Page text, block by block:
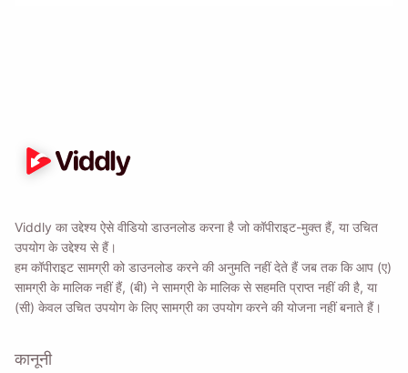
Viddly का उद्देश्य ऐसे वीडियो डाउनलोड करना है जो कॉपीराइट-मुक्त हैं, या उचित
उपयोग के उद्देश्य से हैं।
हम कॉपीराइट सामग्री को डाउनलोड करने की अनुमति नहीं देते हैं जब तक कि आप (ए)
सामग्री के मालिक नहीं हैं, (बी) ने सामग्री के मालिक से सहमति प्राप्त नहीं की है, या
(सी) केवल उचित उपयोग के लिए सामग्री का उपयोग करने की योजना नहीं बनाते हैं।
कानूनी
Name
Email
इस विकल्प को चेक करके आप हमारीगोपनीयता नीति से सहमत होते हैं।